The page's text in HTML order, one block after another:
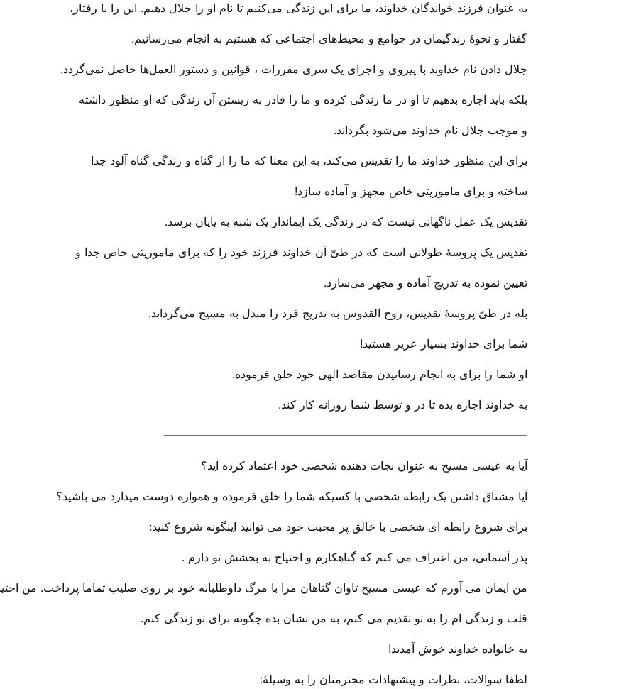
به عنوان فرزند خواندگان خداوند، ما برای این زندگی‌ می‌کنیم تا نام او را جلال دهیم. این را با رفتار،
گفتار و نحوهٔ زندگیمان در جوامع و محیط‌های اجتماعی‌ که هستیم به انجام می‌‌رسانیم.
جلال دادن نام خداوند با پیروی و اجرای یک سری مقررات ، قوانین و دستور العمل‌ها حاصل نمی‌‌گردد.
بلکه باید اجازه بدهیم تا او در ما زندگی‌ کرده و ما را قادر به زیستن آن زندگی‌ که او منظور داشته
و موجب جلال نام خداوند می‌‌شود بگرداند.
برای این منظور خداوند ما را تقدیس می‌‌کند، به این معنا که ما را از گناه و زندگی‌ گناه آلود جدا
ساخته و برای ماموریتی خاص مجهز و آماده سازد!
تقدیس یک عمل ناگهانی نیست که در زندگی‌ یک ایماندار یک شبه به پایان برسد.
تقدیس یک پروسهٔ طولانی‌ است که در طیّ آن خداوند فرزند خود را که برای ماموریتی خاص جدا و
تعیین نموده به تدریج آماده و مجهز می‌‌سازد.
بله در طیّ پروسهٔ تقدیس، روح القدوس به تدریج فرد را مبدل به مسیح می‌‌گرداند.
شما برای خداوند بسیار عزیز هستید!
او شما را برای به انجام رسانیدن مقاصد الهی خود خلق فرموده.
به خداوند اجازه بده تا در و توسط شما روزانه کار کند.
————————————————————————————————
آیا به عیسی مسیح به عنوان نجات دهنده شخصی خود اعتماد کرده اید؟
آیا مشتاق داشتن یک رابطه شخصی با کسیکه شما را خلق فرموده و همواره دوست میدارد می باشید؟
برای شروع رابطه ای شخصی با خالق پر محبت خود می توانید اینگونه شروع کنید:
پدر آسمانی، من اعتراف می کنم که گناهکارم و احتیاج به بخشش تو دارم .
من ایمان می آورم که عیسی مسیح تاوان گناهان مرا با مرگ داوطلبانه خود بر روی صلیب تماما پرداخت. من
قلب و زندگی ام را به تو تقدیم می کنم، به من نشان بده چگونه برای تو زندگی کنم.
به خانواده خداوند خوش آمدید!
لطفا سوالات، نظرات و پیشنهادات محترمتان را به وسیلهٔ: